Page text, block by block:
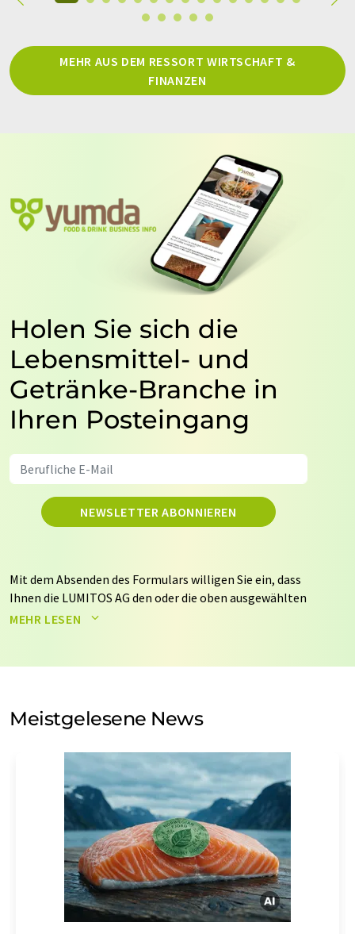
MEHR AUS DEM RESSORT WIRTSCHAFT &
FINANZEN
Holen Sie sich die
Lebensmittel- und
Getränke-Branche in
Ihren Posteingang
NEWSLETTER ABONNIEREN
Mit dem Absenden des Formulars willigen Sie ein, dass
Ihnen die LUMITOS AG den oder die oben ausgewählten
Newsletter per E-Mail zusendet. Ihre Daten werden
auf Basis unsererDatenschutzerklärung. LUMITOS darf
Meinungsforschung per E-Mail kontaktieren. Ihre
Einwilligung können Sie jederzeit ohne Angabe von
Str. 2, 12489 Berlin oder per E-Mail unter
widerruf@lumitos.commit Wirkung für die Zukunft
widerrufen. Zudem ist in jeder E-Mail ein Link zur
Abbestellung des entsprechenden Newsletters
enthalten.
MEHR LESEN
Meistgelesene News